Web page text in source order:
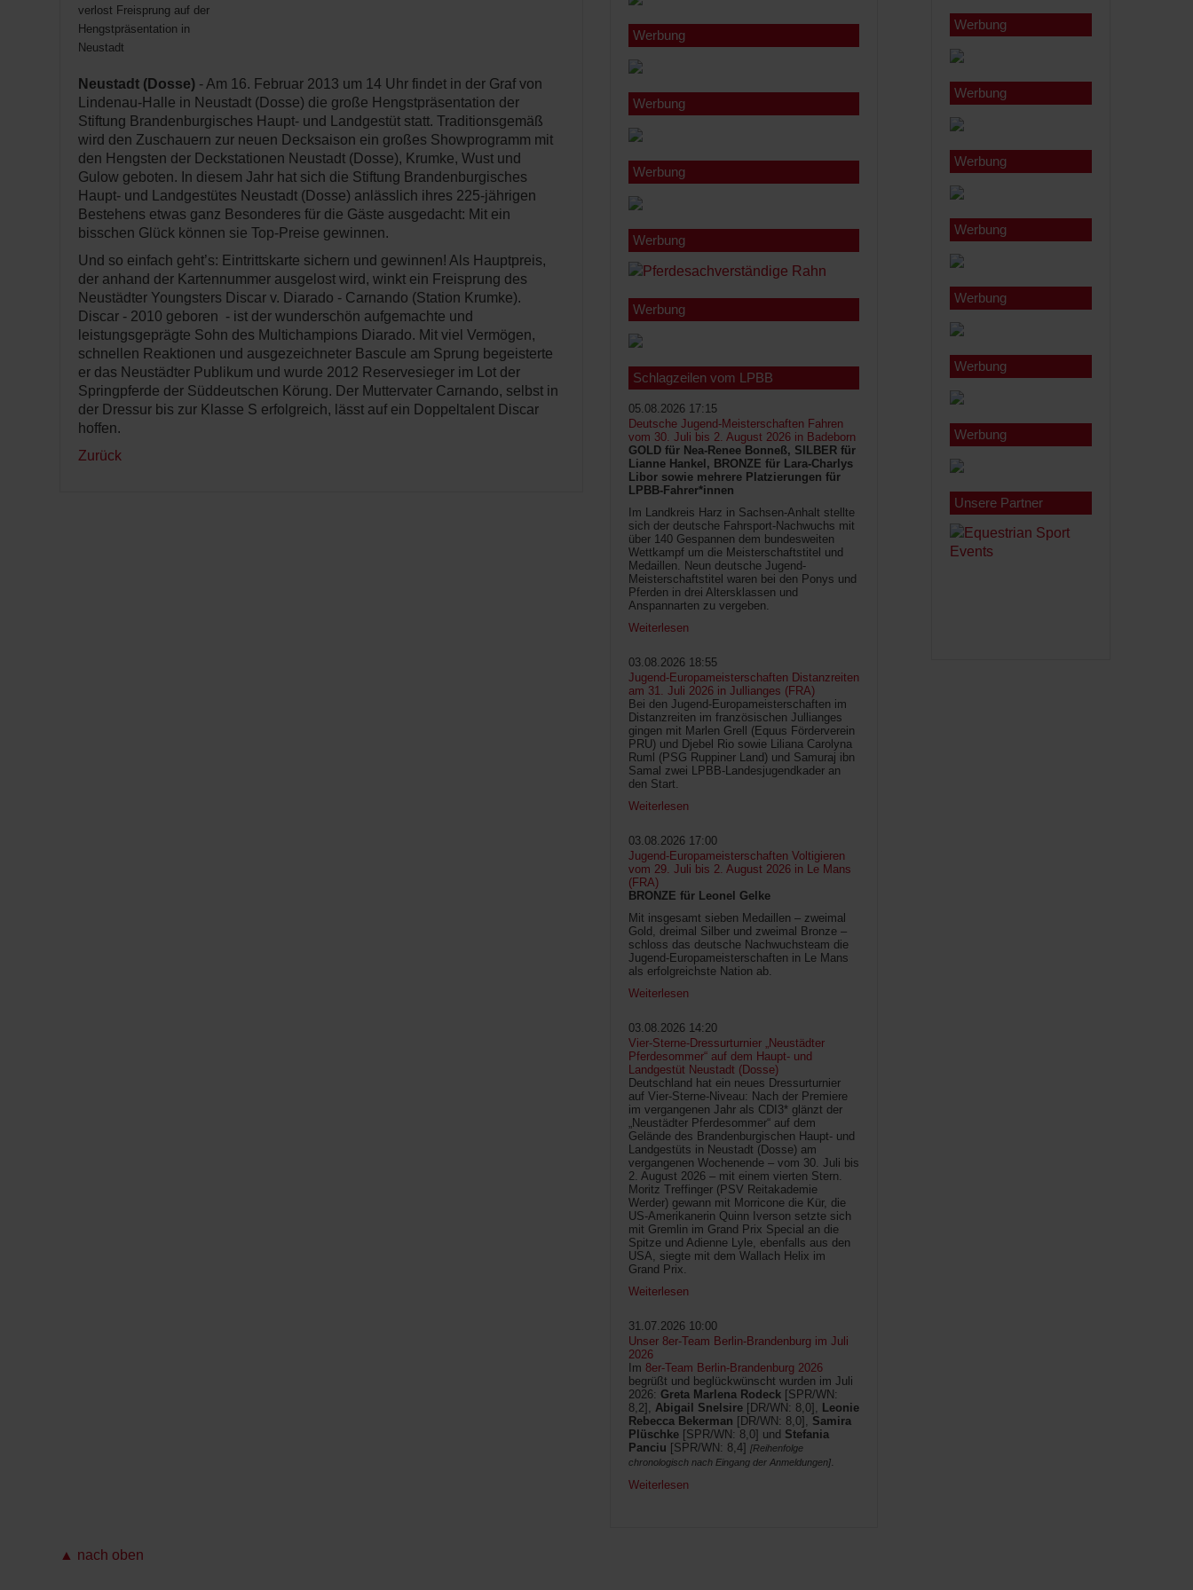
verlost Freisprung auf der
Hengstpräsentation in
Neustadt
Neustadt (Dosse) - Am 16. Februar 2013 um 14 Uhr findet in der Graf von
Lindenau-Halle in Neustadt (Dosse) die große Hengstpräsentation der
Stiftung Brandenburgisches Haupt- und Landgestüt statt. Traditionsgemäß
wird den Zuschauern zur neuen Decksaison ein großes Showprogramm mit
den Hengsten der Deckstationen Neustadt (Dosse), Krumke, Wust und
Gulow geboten. In diesem Jahr hat sich die Stiftung Brandenburgisches
Haupt- und Landgestütes Neustadt (Dosse) anlässlich ihres 225-jährigen
Bestehens etwas ganz Besonderes für die Gäste ausgedacht: Mit ein
bisschen Glück können sie Top-Preise gewinnen.
Und so einfach geht’s: Eintrittskarte sichern und gewinnen! Als Hauptpreis,
der anhand der Kartennummer ausgelost wird, winkt ein Freisprung des
Neustädter Youngsters Discar v. Diarado - Carnando (Station Krumke).
Discar - 2010 geboren - ist der wunderschön aufgemachte und
leistungsgeprägte Sohn des Multichampions Diarado. Mit viel Vermögen,
schnellen Reaktionen und ausgezeichneter Bascule am Sprung begeisterte
er das Neustädter Publikum und wurde 2012 Reservesieger im Lot der
Springpferde der Süddeutschen Körung. Der Muttervater Carnando, selbst in
der Dressur bis zur Klasse S erfolgreich, lässt auf ein Doppeltalent Discar
hoffen.
Zurück
Werbung
Werbung
Werbung
Werbung
Werbung
Schlagzeilen vom LPBB
05.08.2026 17:15
Deutsche Jugend-Meisterschaften Fahren
vom 30. Juli bis 2. August 2026 in Badeborn
GOLD für Nea-Renee Bonneß, SILBER für
Lianne Hankel, BRONZE für Lara-Charlys
Libor sowie mehrere Platzierungen für
LPBB-Fahrer*innen
Im Landkreis Harz in Sachsen-Anhalt stellte
sich der deutsche Fahrsport-Nachwuchs mit
über 140 Gespannen dem bundesweiten
Wettkampf um die Meisterschaftstitel und
Medaillen. Neun deutsche Jugend-
Meisterschaftstitel waren bei den Ponys und
Pferden in drei Altersklassen und
Anspannarten zu vergeben.
Weiterlesen
03.08.2026 18:55
Jugend-Europameisterschaften Distanzreiten
am 31. Juli 2026 in Jullianges (FRA)
Bei den Jugend-Europameisterschaften im
Distanzreiten im französischen Jullianges
gingen mit Marlen Grell (Equus Förderverein
PRU) und Djebel Rio sowie Liliana Carolyna
Ruml (PSG Ruppiner Land) und Samuraj ibn
Samal zwei LPBB-Landesjugendkader an
den Start.
Weiterlesen
03.08.2026 17:00
Jugend-Europameisterschaften Voltigieren
vom 29. Juli bis 2. August 2026 in Le Mans
(FRA)
BRONZE für Leonel Gelke
Mit insgesamt sieben Medaillen – zweimal
Gold, dreimal Silber und zweimal Bronze –
schloss das deutsche Nachwuchsteam die
Jugend-Europameisterschaften in Le Mans
als erfolgreichste Nation ab.
Weiterlesen
03.08.2026 14:20
Vier-Sterne-Dressurturnier „Neustädter
Pferdesommer“ auf dem Haupt- und
Landgestüt Neustadt (Dosse)
Deutschland hat ein neues Dressurturnier
auf Vier-Sterne-Niveau: Nach der Premiere
im vergangenen Jahr als CDI3* glänzt der
„Neustädter Pferdesommer“ auf dem
Gelände des Brandenburgischen Haupt- und
Landgestüts in Neustadt (Dosse) am
vergangenen Wochenende – vom 30. Juli bis
2. August 2026 – mit einem vierten Stern.
Moritz Treffinger (PSV Reitakademie
Werder) gewann mit Morricone die Kür, die
US-Amerikanerin Quinn Iverson setzte sich
mit Gremlin im Grand Prix Special an die
Spitze und Adienne Lyle, ebenfalls aus den
USA, siegte mit dem Wallach Helix im
Grand Prix.
Weiterlesen
31.07.2026 10:00
Unser 8er-Team Berlin-Brandenburg im Juli
2026
Im 8er-Team Berlin-Brandenburg 2026
begrüßt und beglückwünscht wurden im Juli
2026: Greta Marlena Rodeck [SPR/WN:
8,2], Abigail Snelsire [DR/WN: 8,0], Leonie
Rebecca Bekerman [DR/WN: 8,0], Samira
Plüschke [SPR/WN: 8,0] und Stefania
Panciu [SPR/WN: 8,4] [Reihenfolge
chronologisch nach Eingang der Anmeldungen].
Weiterlesen
Werbung
Werbung
Werbung
Werbung
Werbung
Werbung
Werbung
Unsere Partner
▲ nach oben